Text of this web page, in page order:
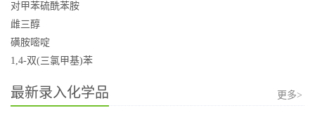
对甲苯硫酰苯胺
雌三醇
磺胺嘧啶
1,4-双(三氯甲基)苯
最新录入化学品 更多>